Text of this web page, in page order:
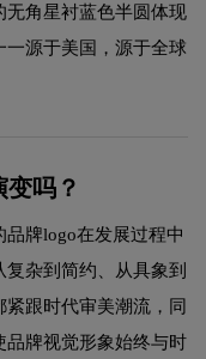
无角星衬蓝色半圆体现
源于美国，源于全球
吗？
牌logo在发展过程中
杂到简约、从具象到
跟时代审美潮流，同
品牌视觉形象始终与时